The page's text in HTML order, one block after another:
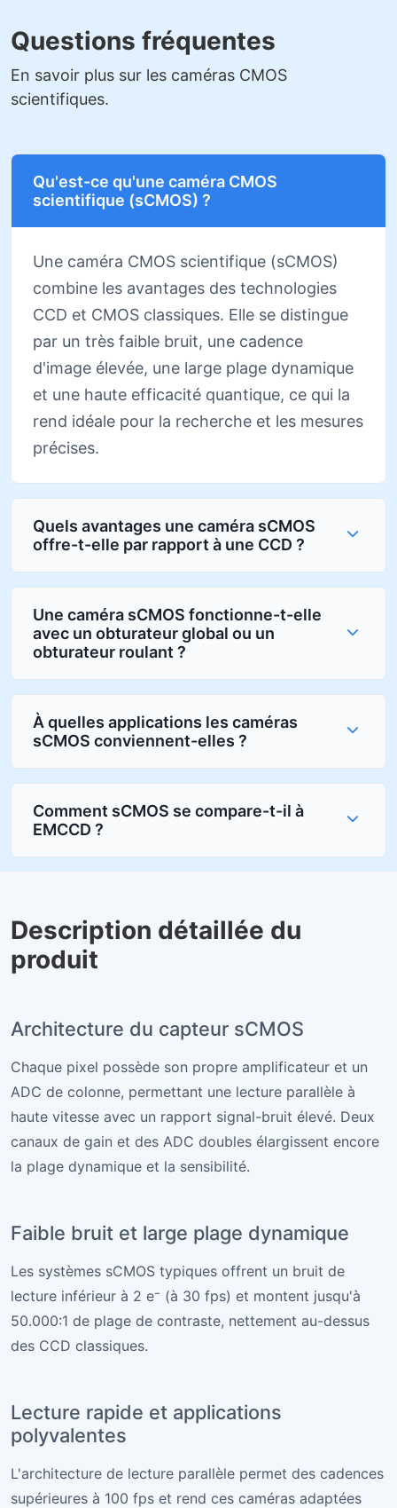
Questions fréquentes
En savoir plus sur les caméras CMOS
scientifiques.
Qu'est-ce qu'une caméra CMOS
scientifique (sCMOS) ?
Une caméra CMOS scientifique (sCMOS)
combine les avantages des technologies
CCD et CMOS classiques. Elle se distingue
par un très faible bruit, une cadence
d'image élevée, une large plage dynamique
et une haute efficacité quantique, ce qui la
rend idéale pour la recherche et les mesures
précises.
Quels avantages une caméra sCMOS
offre-t-elle par rapport à une CCD ?
Une caméra sCMOS fonctionne-t-elle
avec un obturateur global ou un
obturateur roulant ?
À quelles applications les caméras
sCMOS conviennent-elles ?
Comment sCMOS se compare-t-il à
EMCCD ?
Description détaillée du
produit
Architecture du capteur sCMOS
Chaque pixel possède son propre amplificateur et un
ADC de colonne, permettant une lecture parallèle à
haute vitesse avec un rapport signal-bruit élevé. Deux
canaux de gain et des ADC doubles élargissent encore
la plage dynamique et la sensibilité.
Faible bruit et large plage dynamique
Les systèmes sCMOS typiques offrent un bruit de
lecture inférieur à 2 e⁻ (à 30 fps) et montent jusqu'à
50.000:1 de plage de contraste, nettement au-dessus
des CCD classiques.
Lecture rapide et applications
polyvalentes
L'architecture de lecture parallèle permet des cadences
supérieures à 100 fps et rend ces caméras adaptées